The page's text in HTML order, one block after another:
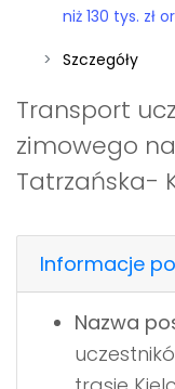
niż 130 tys. zł
Szczegóły
Transport
zimowego
Tatrzańska-
Informacje
Nazwa